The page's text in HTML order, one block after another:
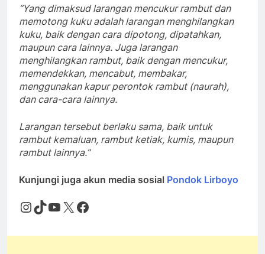
“Yang dimaksud larangan mencukur rambut dan
memotong kuku adalah larangan menghilangkan
kuku, baik dengan cara dipotong, dipatahkan,
maupun cara lainnya. Juga larangan
menghilangkan rambut, baik dengan mencukur,
memendekkan, mencabut, membakar,
menggunakan kapur perontok rambut (naurah),
dan cara-cara lainnya.
Larangan tersebut berlaku sama, baik untuk
rambut kemaluan, rambut ketiak, kumis, maupun
rambut lainnya.”
Kunjungi juga akun media sosial Pondok Lirboyo
Instagram
TikTok
YouTube
X Facebook